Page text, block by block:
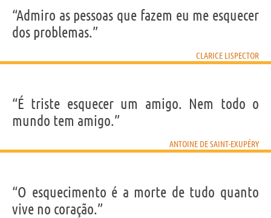
“Admiro as pessoas que fazem eu me esquecer
dos problemas.”
CLARICE LISPECTOR
“É triste esquecer um amigo. Nem todo o
mundo tem amigo.”
ANTOINE DE SAINT-EXUPÉRY
“O esquecimento é a morte de tudo quanto
vive no coração.”